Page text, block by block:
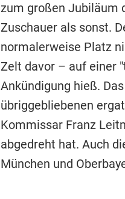
zum großen Jubiläum
Zuschauer als sonst.
normalerweise Platz
Zelt davor – auf einer
Ankündigung hieß.
übriggebliebenen
Kommissar Franz
abgedreht hat. Auch
München und